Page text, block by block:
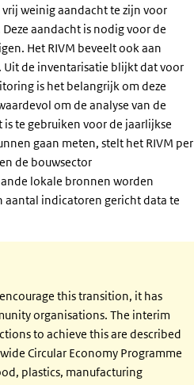
weinig aandacht te zijn voor
aandacht is nodig voor de
Het RIVM beveelt ook aan
Uit de inventarisatie blijkt dat voor
is het belangrijk om deze
om de analyse van de
te gebruiken voor de jaarlijkse
gaan meten, stelt het RIVM per
de bouwsector
lokale bronnen worden
aantal indicatoren gericht data te
this transition, it has
organisations. The interim
to achieve this are described
Circular Economy Programme
plastics, manufacturing